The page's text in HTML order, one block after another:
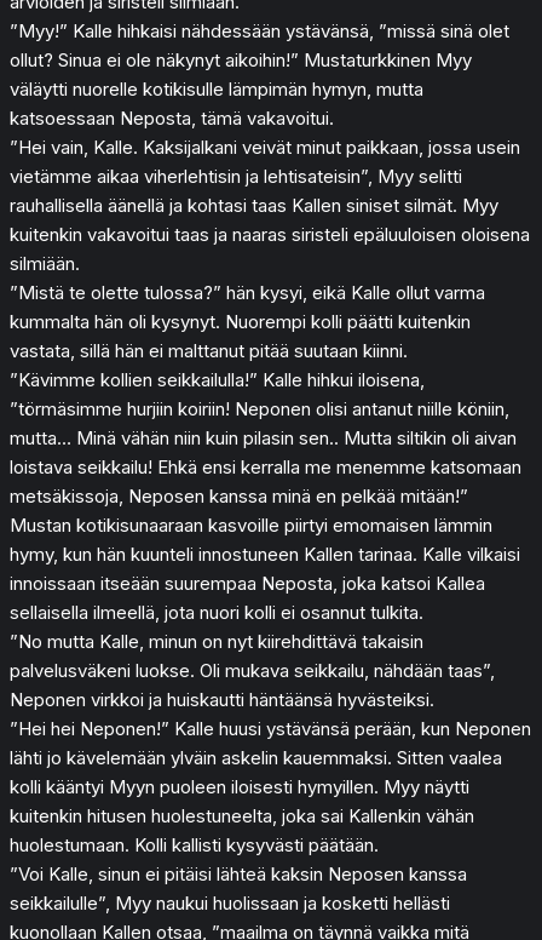
”Myy!” Kalle hihkaisi nähdessään ystävänsä, ”missä sinä olet
ollut? Sinua ei ole näkynyt aikoihin!” Mustaturkkinen Myy
väläytti nuorelle kotikisulle lämpimän hymyn, mutta
katsoessaan Neposta, tämä vakavoitui.
”Hei vain, Kalle. Kaksijalkani veivät minut paikkaan, jossa usein
vietämme aikaa viherlehtisin ja lehtisateisin”, Myy selitti
rauhallisella äänellä ja kohtasi taas Kallen siniset silmät. Myy
kuitenkin vakavoitui taas ja naaras siristeli epäluuloisen oloisena
silmiään.
”Mistä te olette tulossa?” hän kysyi, eikä Kalle ollut varma
kummalta hän oli kysynyt. Nuorempi kolli päätti kuitenkin
vastata, sillä hän ei malttanut pitää suutaan kiinni.
”Kävimme kollien seikkailulla!” Kalle hihkui iloisena,
”törmäsimme hurjiin koiriin! Neponen olisi antanut niille köniin,
mutta… Minä vähän niin kuin pilasin sen.. Mutta siltikin oli aivan
loistava seikkailu! Ehkä ensi kerralla me menemme katsomaan
metsäkissoja, Neposen kanssa minä en pelkää mitään!”
Mustan kotikisunaaraan kasvoille piirtyi emomaisen lämmin
hymy, kun hän kuunteli innostuneen Kallen tarinaa. Kalle vilkaisi
innoissaan itseään suurempaa Neposta, joka katsoi Kallea
sellaisella ilmeellä, jota nuori kolli ei osannut tulkita.
”No mutta Kalle, minun on nyt kiirehdittävä takaisin
palvelusväkeni luokse. Oli mukava seikkailu, nähdään taas”,
Neponen virkkoi ja huiskautti häntäänsä hyvästeiksi.
”Hei hei Neponen!” Kalle huusi ystävänsä perään, kun Neponen
lähti jo kävelemään ylväin askelin kauemmaksi. Sitten vaalea
kolli kääntyi Myyn puoleen iloisesti hymyillen. Myy näytti
kuitenkin hitusen huolestuneelta, joka sai Kallenkin vähän
huolestumaan. Kolli kallisti kysyvästi päätään.
”Voi Kalle, sinun ei pitäisi lähteä kaksin Neposen kanssa
seikkailulle”, Myy naukui huolissaan ja kosketti hellästi
kuonollaan Kallen otsaa, ”maailma on täynnä vaikka mitä